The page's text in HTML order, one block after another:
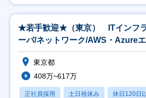
★若手歓迎★（東京） ITインフ
ーバ/ネットワーク/AWS・Azureエ
東京都
408万~617万
正社員採用 土日祝休み 休日120日